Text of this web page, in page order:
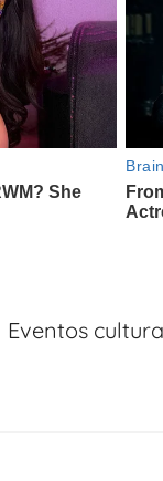
Eventos